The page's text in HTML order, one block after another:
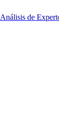
Análisis de